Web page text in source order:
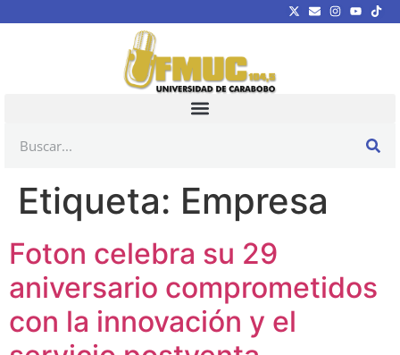
Etiqueta: Empresa
Foton celebra su 29
aniversario comprometidos
con la innovación y el